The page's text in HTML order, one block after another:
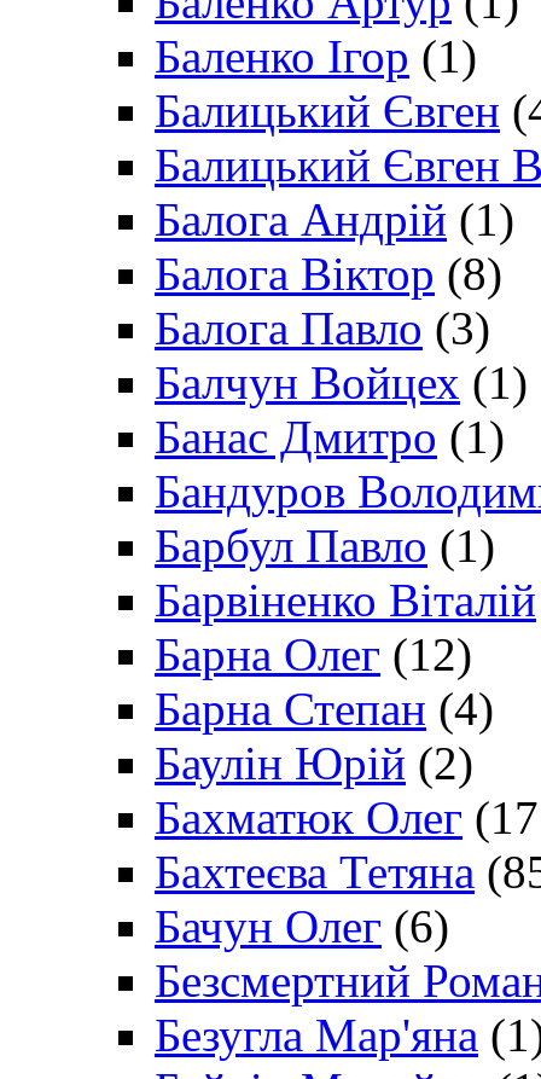
Баленко Ігор (1)
Балицький Євген
Балицький Євген
Балога Андрій (1)
Балога Віктор (8)
Балога Павло (3)
Балчун Войцех (1)
Банас Дмитро (1)
Бандуров
Барбул Павло (1)
Барвіненко Віталій
Барна Олег (12)
Барна Степан (4)
Баулін Юрій (2)
Бахматюк Олег
Бахтеєва Тетяна
Бачун Олег (6)
Безсмертний
Безугла Мар'яна